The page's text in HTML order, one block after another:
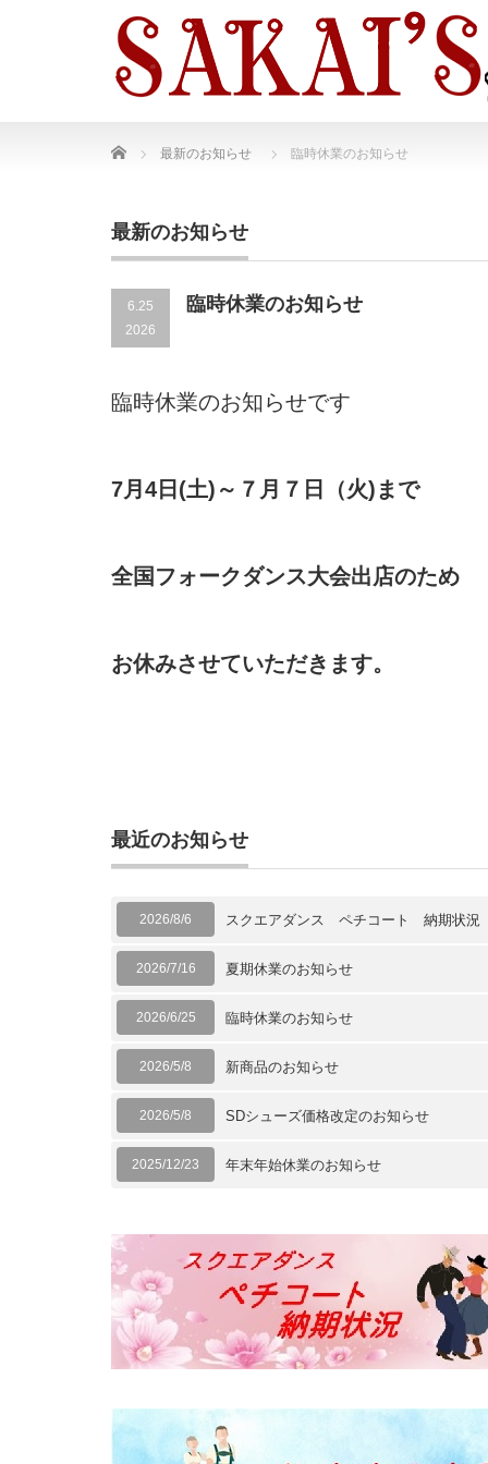
Home 最新のお知らせ 臨時休業のお知らせ
最新のお知らせ
6.25
2026
臨時休業のお知らせ
臨時休業のお知らせです
7月4 日(土) ～７月７日（火)まで
全国フォークダンス大会出店のため
お休みさせていただきます。
最近のお知らせ
2026/8/6 スクエアダンス ペチコート 納期状況
2026/7/16 夏期休業のお知らせ
2026/6/25 臨時休業のお知らせ
2026/5/8 新商品のお知らせ
2026/5/8 SDシューズ価格改定のお知らせ
2025/12/23 年末年始休業のお知らせ